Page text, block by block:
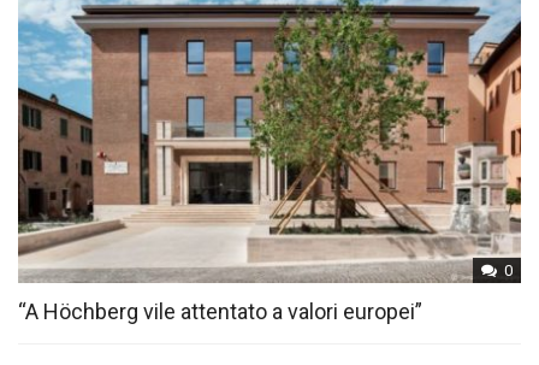
0
“A Höchberg vile attentato a valori europei”